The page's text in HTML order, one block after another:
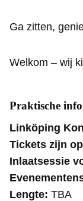
Ga zitten,
Welkom – wij
Praktische
Linköping
Tickets zijn
Inlaatsessie
Lengte: TBA